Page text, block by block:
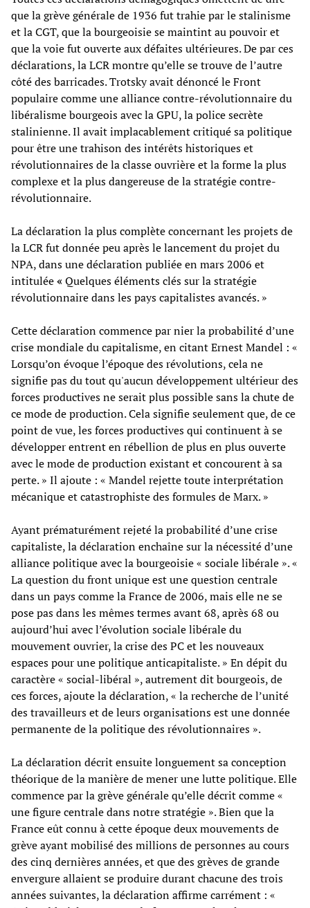
que la grève générale de 1936 fut trahie par le stalinisme
et la CGT, que la bourgeoisie se maintint au pouvoir et
que la voie fut ouverte aux défaites ultérieures. De par ces
déclarations, la LCR montre qu’elle se trouve de l’autre
côté des barricades. Trotsky avait dénoncé le Front
populaire comme une alliance contre-révolutionnaire du
libéralisme bourgeois avec la GPU, la police secrète
stalinienne. Il avait implacablement critiqué sa politique
pour être une trahison des intérêts historiques et
révolutionnaires de la classe ouvrière et la forme la plus
complexe et la plus dangereuse de la stratégie contre-
révolutionnaire.
La déclaration la plus complète concernant les projets de
la LCR fut donnée peu après le lancement du projet du
NPA, dans une déclaration publiée en mars 2006 et
intitulée«Quelques éléments clés sur la stratégie
révolutionnaire dans les pays capitalistes avancés. »
Cette déclaration commence par nier la probabilité d’une
crise mondiale du capitalisme, en citant Ernest Mandel : «
Lorsqu’on évoque l’époque des révolutions, cela ne
signifie pas du tout qu'aucun développement ultérieur des
forces productives ne serait plus possible sans la chute de
ce mode de production. Cela signifie seulement que, de ce
point de vue, les forces productives qui continuent à se
développer entrent en rébellion de plus en plus ouverte
avec le mode de production existant et concourent à sa
perte. » Il ajoute : « Mandel rejette toute interprétation
mécanique et catastrophiste des formules de Marx. »
Ayant prématurément rejeté la probabilité d’une crise
capitaliste, la déclaration enchaîne sur la nécessité d’une
alliance politique avec la bourgeoisie « sociale libérale ». «
La question du front unique est une question centrale
dans un pays comme la France de 2006, mais elle ne se
pose pas dans les mêmes termes avant 68, après 68 ou
aujourd’hui avec l’évolution sociale libérale du
mouvement ouvrier, la crise des PC et les nouveaux
espaces pour une politique anticapitaliste. » En dépit du
caractère « social-libéral », autrement dit bourgeois, de
ces forces, ajoute la déclaration, « la recherche de l’unité
des travailleurs et de leurs organisations est une donnée
permanente de la politique des révolutionnaires ».
La déclaration décrit ensuite longuement sa conception
théorique de la manière de mener une lutte politique. Elle
commence par la grève générale qu’elle décrit comme «
une figure centrale dans notre stratégie ». Bien que la
France eût connu à cette époque deux mouvements de
grève ayant mobilisé des millions de personnes au cours
des cinq dernières années, et que des grèves de grande
envergure allaient se produire durant chacune des trois
années suivantes, la déclaration affirme carrément : «